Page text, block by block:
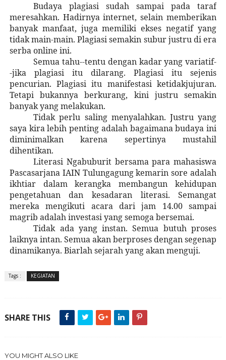
Budaya plagiasi sudah sampai pada taraf
meresahkan. Hadirnya internet, selain memberikan
banyak manfaat, juga memiliki ekses negatif yang
tidak main-main. Plagiasi semakin subur justru di era
serba online ini.
Semua tahu--tentu dengan kadar yang variatif-
-jika plagiasi itu dilarang. Plagiasi itu sejenis
pencurian. Plagiasi itu manifestasi ketidakjujuran.
Tetapi bukannya berkurang, kini justru semakin
banyak yang melakukan.
Tidak perlu saling menyalahkan. Justru yang
saya kira lebih penting adalah bagaimana budaya ini
diminimalkan karena sepertinya mustahil
dihentikan.
Literasi Ngabuburit bersama para mahasiswa
Pascasarjana IAIN Tulungagung kemarin sore adalah
ikhtiar dalam kerangka membangun kehidupan
pengetahuan dan kesadaran literasi. Semangat
mereka mengikuti acara dari jam 14.00 sampai
magrib adalah investasi yang semoga bersemai.
Tidak ada yang instan. Semua butuh proses
laiknya intan. Semua akan berproses dengan segenap
dinamikanya. Biarlah sejarah yang akan menguji.
Tags : KEGIATAN
SHARE THIS
YOU MIGHT ALSO LIKE